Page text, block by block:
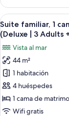
al
mar
(Deluxe
2
Adults
+
3
Children)
familiar,
cama
de
matrimonio
grande,
vistas
al
mar
(Deluxe
2
Adults
Abrir
todas
las
fotos
de
Suite
familiar,
1
cama
7
Suite familiar, 1
(Deluxe | 3 Adults
Vista al mar
44 m²
1 habitación
4 huéspedes
1 cama de
Wifi gratis